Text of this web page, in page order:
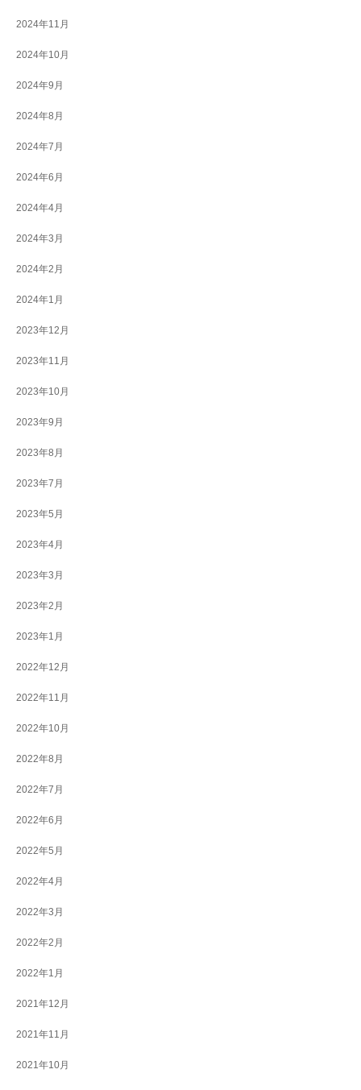
2024年11月
2024年10月
2024年9月
2024年8月
2024年7月
2024年6月
2024年4月
2024年3月
2024年2月
2024年1月
2023年12月
2023年11月
2023年10月
2023年9月
2023年8月
2023年7月
2023年5月
2023年4月
2023年3月
2023年2月
2023年1月
2022年12月
2022年11月
2022年10月
2022年8月
2022年7月
2022年6月
2022年5月
2022年4月
2022年3月
2022年2月
2022年1月
2021年12月
2021年11月
2021年10月